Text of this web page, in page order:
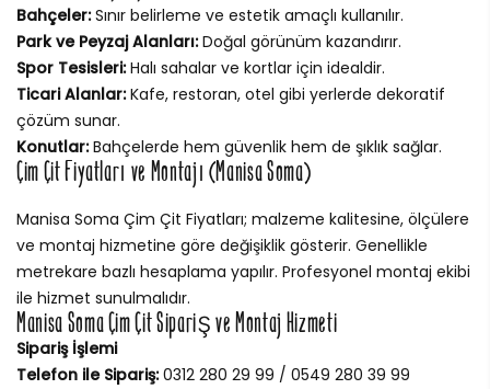
Bahçeler:Sınır belirleme ve estetik amaçlı kullanılır.
Park ve Peyzaj Alanları:Doğal görünüm kazandırır.
Spor Tesisleri:Halı sahalar ve kortlar için idealdir.
Ticari Alanlar:Kafe, restoran, otel gibi yerlerde dekoratif
çözüm sunar.
Konutlar:Bahçelerde hem güvenlik hem de şıklık sağlar.
Çim Çit Fiyatları ve Montajı (Manisa Soma)
Manisa Soma Çim Çit Fiyatları; malzeme kalitesine, ölçülere
ve montaj hizmetine göre değişiklik gösterir. Genellikle
metrekare bazlı hesaplama yapılır. Profesyonel montaj ekibi
ile hizmet sunulmalıdır.
Manisa Soma Çim Çit Sipariş ve Montaj Hizmeti
Sipariş İşlemi
Telefon ile Sipariş:0312 280 29 99 / 0549 280 39 99